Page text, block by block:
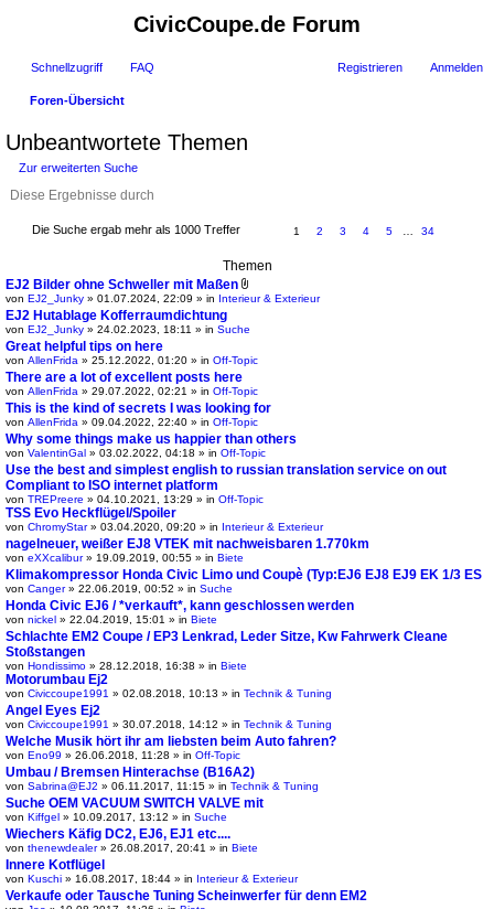
CivicCoupe.de Forum
Schnellzugriff FAQ Anmelden
Registrieren
Foren-Übersicht
Unbeantwortete Themen
Zur erweiterten Suche
Die Suche ergab mehr als 1000 Treffer 1 2 3 4 5 34
Themen
EJ2 Bilder ohne Schweller mit Maßen
D
a
n
a
n
g
von EJ2_Junky » 01.07.2024, 22:09 » in Interieur & Exterieur
EJ2 Hutablage Kofferraumdichtung
von EJ2_Junky » 24.02.2023, 18:11 » in Suche
Great helpful tips on here
von AllenFrida » 25.12.2022, 01:20 » in Off-Topic
There are a lot of excellent posts here
von AllenFrida » 29.07.2022, 02:21 » in Off-Topic
This is the kind of secrets I was looking for
von AllenFrida » 09.04.2022, 22:40 » in Off-Topic
Why some things make us happier than others
von ValentinGal » 03.02.2022, 04:18 » in Off-Topic
Use the best and simplest english to russian translation service on out
Compliant to ISO internet platform
von TREPreere » 04.10.2021, 13:29 » in Off-Topic
TSS Evo Heckflügel/Spoiler
von ChromyStar» 03.04.2020, 09:20 » in Interieur & Exterieur
nagelneuer, weißer EJ8 VTEK mit nachweisbaren 1.770km
von eXXcalibur» 19.09.2019, 00:55 » in Biete
Klimakompressor Honda Civic Limo und Coupè (Typ:EJ6 EJ8 EJ9 EK 1/3 ES
von Canger» 22.06.2019, 00:52 » in Suche
Honda Civic EJ6 / *verkauft*, kann geschlossen werden
von nickel » 22.04.2019, 15:01 » in Biete
Schlachte EM2 Coupe / EP3 Lenkrad, Leder Sitze, Kw Fahrwerk Cleane
Stoßstangen
von Hondissimo » 28.12.2018, 16:38 » in Biete
Motorumbau Ej2
von Civiccoupe1991 » 02.08.2018, 10:13 » in Technik & Tuning
Angel Eyes Ej2
von Civiccoupe1991 » 30.07.2018, 14:12 » in Technik & Tuning
Welche Musik hört ihr am liebsten beim Auto fahren?
von Eno99 » 26.06.2018, 11:28 » in Off-Topic
Umbau / Bremsen Hinterachse (B16A2)
von Sabrina@EJ2 » 06.11.2017, 11:15 » in Technik & Tuning
Suche OEM VACUUM SWITCH VALVE mit
von Kiffgel » 10.09.2017, 13:12 » in Suche
Wiechers Käfig DC2, EJ6, EJ1 etc....
von thenewdealer» 26.08.2017, 20:41 » in Biete
Innere Kotflügel
von Kuschi » 16.08.2017, 18:44 » in Interieur & Exterieur
Verkaufe oder Tausche Tuning Scheinwerfer für denn EM2